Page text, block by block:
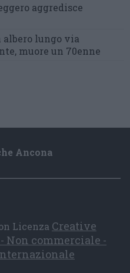
aggredisce
albero lungo via
muore un 70enne
Ancona
Licenza Creative
Non commerciale -